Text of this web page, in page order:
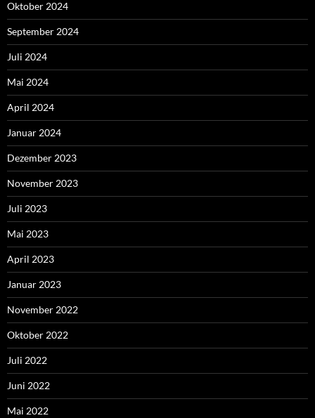
Oktober 2024
September 2024
Juli 2024
Mai 2024
April 2024
Januar 2024
Dezember 2023
November 2023
Juli 2023
Mai 2023
April 2023
Januar 2023
November 2022
Oktober 2022
Juli 2022
Juni 2022
Mai 2022